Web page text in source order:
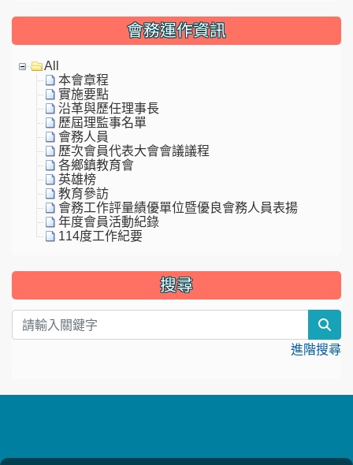
會務運作資訊
All
本會章程
實施要點
沿革與歷任理事長
歷屆理監事名單
會務人員
歷次會員代表大會會議議程
各鄉鎮教育會
英雄榜
教育參訪
會務工作評量績優單位暨優良會務人員表揚
年度會員活動紀錄
114度工作紀要
搜尋
進階搜尋